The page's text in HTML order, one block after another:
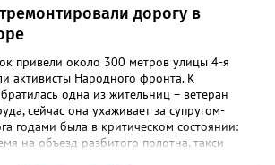
дорогу в
привели около 300 метров улицы 4-я
активисты Народного фронта. К
одна из жительниц – ветеран
сейчас она ухаживает за супругом-
годами была в критическом состоянии:
на объезд разбитого полотна, такси